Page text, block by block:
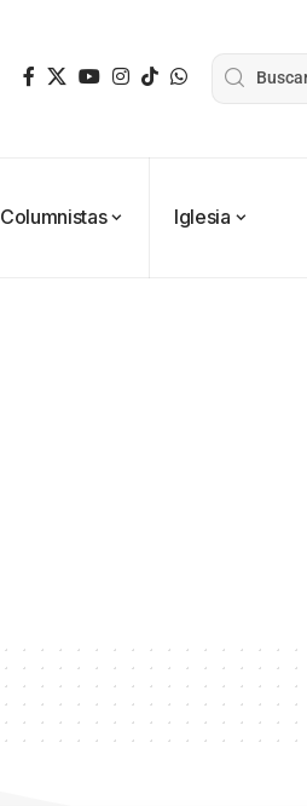
Columnistas Iglesia